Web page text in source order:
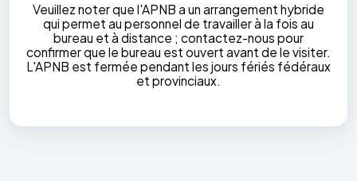
Veuillez noter que l'APNB a un arrangement hybride
qui permet au personnel de travailler à la fois au
bureau et à distance ; contactez-nous pour
confirmer que le bureau est ouvert avant de le visiter.
L'APNB est fermée pendant les jours fériés fédéraux
et provinciaux.